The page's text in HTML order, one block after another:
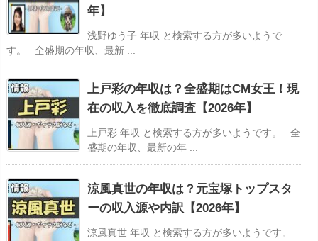
年】
浅野ゆう子 年収 と検索する方が多いようで
す。 全盛期の年収、最新 ...
上戸彩の年収は？全盛期はCM女王！現
在の収入を徹底調査【2026年】
上戸彩 年収 と検索する方が多いようです。 全
盛期の年収、最新の年 ...
涼風真世の年収は？元宝塚トップスタ
ーの収入源や内訳【2026年】
涼風真世 年収 と検索する方が多いようです。